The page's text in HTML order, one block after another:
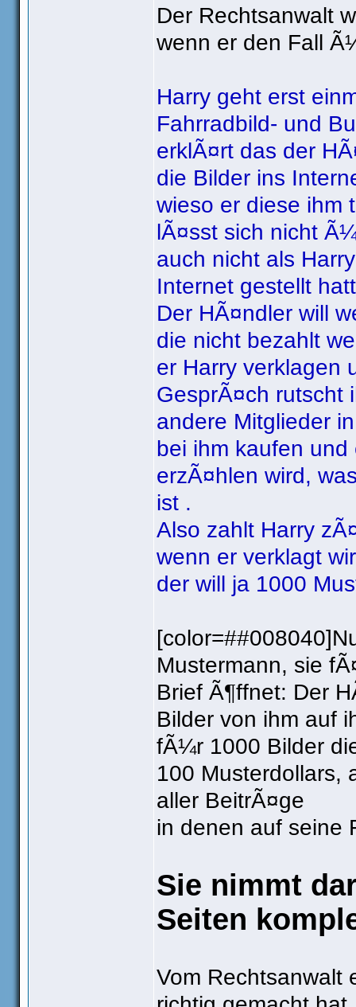
Der Rechtsanwalt
wenn er den Fall
Harry geht erst
Fahrradbild- und
erklÃ¤rt das der
die Bilder ins
wieso er diese ihm
lÃ¤sst sich nicht
auch nicht als
Internet gestellt
Der HÃ¤ndler will
die nicht bezahlt
er Harry verklagen
GesprÃ¤ch rutscht
andere Mitglieder
bei ihm kaufen
erzÃ¤hlen wird,
ist .
Also zahlt Harry
wenn er verklagt
der will ja 1000
Mustermann, sie
Brief Ã¶ffnet: Der
Bilder von ihm auf
fÃ¼r 1000 Bilder
100 Musterdollars,
aller BeitrÃ¤ge
in denen auf seine
Sie nimmt
Seiten
Vom Rechtsanwalt